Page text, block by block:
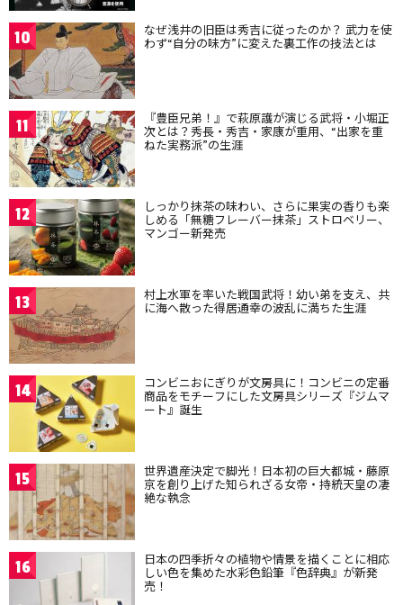
10 なぜ浅井の旧臣は秀吉に従ったのか？ 武力を使
わず“自分の味方”に変えた裏工作の技法とは
11 『豊臣兄弟！』で萩原護が演じる武将・小堀正
次とは？秀長・秀吉・家康が重用、“出家を重
ねた実務派”の生涯
12 しっかり抹茶の味わい、さらに果実の香りも楽
しめる「無糖フレーバー抹茶」ストロベリー、
マンゴー新発売
13 村上水軍を率いた戦国武将！幼い弟を支え、共
に海へ散った得居通幸の波乱に満ちた生涯
14 コンビニおにぎりが文房具に！コンビニの定番
商品をモチーフにした文房具シリーズ『ジムマ
ート』誕生
15 世界遺産決定で脚光！日本初の巨大都城・藤原
京を創り上げた知られざる女帝・持統天皇の凄
絶な執念
16 日本の四季折々の植物や情景を描くことに相応
しい色を集めた水彩色鉛筆『色辞典』が新発
売！